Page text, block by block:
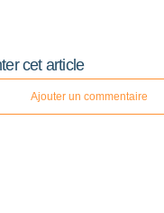
cet article
Ajouter un commentaire